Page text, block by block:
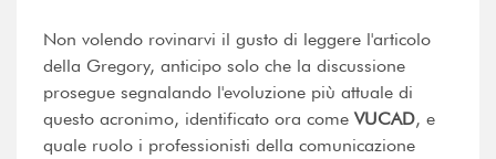
Non volendo rovinarvi il gusto di leggere l'articolo
della Gregory, anticipo solo che la discussione
prosegue segnalando l'evoluzione più attuale di
questo acronimo, identificato ora comeVUCAD, e
quale ruolo i professionisti della comunicazione